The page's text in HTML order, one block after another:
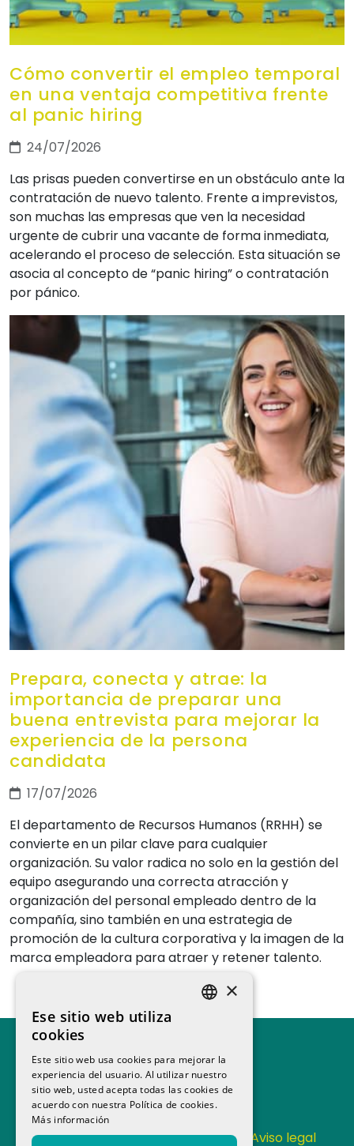
Cómo convertir el empleo temporal
en una ventaja competitiva frente
al panic hiring
24/07/2026
Las prisas pueden convertirse en un obstáculo ante la
contratación de nuevo talento. Frente a imprevistos,
son muchas las empresas que ven la necesidad
urgente de cubrir una vacante de forma inmediata,
acelerando el proceso de selección. Esta situación se
asocia al concepto de “panic hiring” o contratación
por pánico.
Prepara, conecta y atrae: la
importancia de preparar una
buena entrevista para mejorar la
experiencia de la persona
candidata
17/07/2026
El departamento de Recursos Humanos (RRHH) se
convierte en un pilar clave para cualquier
organización. Su valor radica no solo en la gestión del
equipo asegurando una correcta atracción y
organización del personal empleado dentro de la
compañía, sino también en una estrategia de
promoción de la cultura corporativa y la imagen de la
marca empleadora para atraer y retener talento.
Contacta Política de Privacidad Aviso legal
×
Ese sitio web utiliza
cookies
Este sitio web usa cookies para mejorar la
experiencia del usuario. Al utilizar nuestro
sitio web, usted acepta todas las cookies de
acuerdo con nuestra Política de cookies.
Más información